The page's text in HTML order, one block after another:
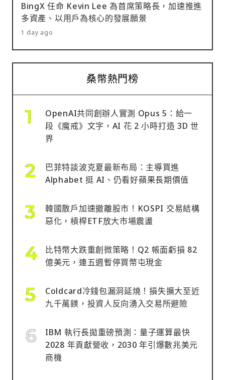
BingX 任命 Kevin Lee 為首席策略長，加速推進
多資產、以用戶為核心的發展願景
1 day ago
桑幣熱門榜
OpenAI共同創辦人實測 Opus 5：給一
段《魔戒》文字，AI 花 2 小時打造 3D 世
界
巴菲特談波克夏最新布局：主導買進
Alphabet 挺 AI、仍看好蘋果長期價值
韓國散戶加速撤離股市！KOSPI 交易結構
惡化，槓桿ETF放大市場震盪
比特幣大跌重創微策略！Q2 帳面虧損 82
億美元，連五週暫停買幣屯現金
Coldcard冷錢包漏洞延燒！損失擴大至近
九千萬鎂，投資人反向湧入交易所避險
IBM 執行長拋重磅預測：量子運算最快
2028 年貢獻營收，2030 年引爆數兆美元
商機